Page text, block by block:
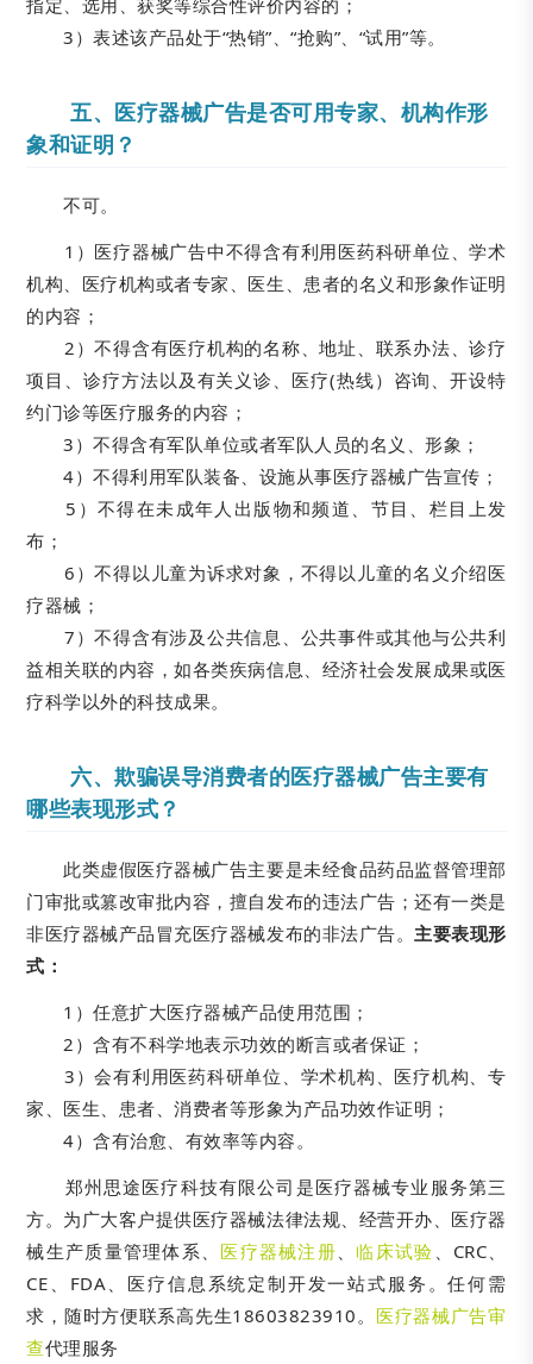
指定、选用、获奖等综合性评价内容的；
3）表述该产品处于“热销”、“抢购”、“试用”等。
五、医疗器械广告是否可用专家、机构作形
象和证明？
不可。
1）医疗器械广告中不得含有利用医药科研单位、学术
机构、医疗机构或者专家、医生、患者的名义和形象作证明
的内容；
2）不得含有医疗机构的名称、地址、联系办法、诊疗
项目、诊疗方法以及有关义诊、医疗(热线）咨询、开设特
约门诊等医疗服务的内容；
3）不得含有军队单位或者军队人员的名义、形象；
4）不得利用军队装备、设施从事医疗器械广告宣传；
5）不得在未成年人出版物和频道、节目、栏目上发
布；
6）不得以儿童为诉求对象，不得以儿童的名义介绍医
疗器械；
7）不得含有涉及公共信息、公共事件或其他与公共利
益相关联的内容，如各类疾病信息、经济社会发展成果或医
疗科学以外的科技成果。
六、欺骗误导消费者的医疗器械广告主要有
哪些表现形式？
此类虚假医疗器械广告主要是未经食品药品监督管理部
门审批或篡改审批内容，擅自发布的违法广告；还有一类是
非医疗器械产品冒充医疗器械发布的非法广告。主要表现形
式：
1）任意扩大医疗器械产品使用范围；
2）含有不科学地表示功效的断言或者保证；
3）会有利用医药科研单位、学术机构、医疗机构、专
家、医生、患者、消费者等形象为产品功效作证明；
4）含有治愈、有效率等内容。
郑州思途医疗科技有限公司是医疗器械专业服务第三
方。为广大客户提供医疗器械法律法规、经营开办、医疗器
械生产质量管理体系、 医疗器械注册、临床试验 、CRC、
CE、FDA、医疗信息系统定制开发一站式服务。任何需
求，随时方便联系高先生18603823910。 医疗器械广告审
查代理服务